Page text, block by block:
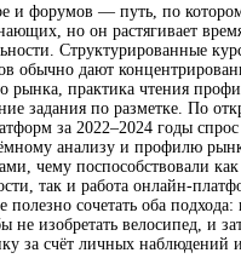
и форумов — путь, по
но он растягивает
Структурированные
обычно дают
рынка, практика чтения
задания по разметке. По
за 2022–2024 годы
анализу и профилю
чему поспособствовали как
так и работа
сочетать оба подхода:
не изобретать велосипед, и
за счёт личных наблюдений